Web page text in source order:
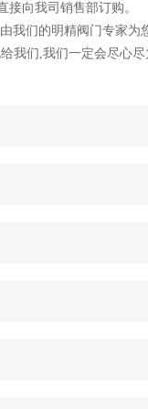
向我司销售部订购。
我们的明精阀门专家为
我们,我们一定会尽心尽